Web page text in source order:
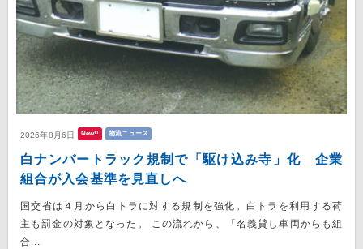
2026年8月6日 New!! 物流ニュース
白ナンバートラック規制で「駆け込み寺」化 企業
組合が入会基準を見直しへ
国交省は４月から白トラに対する規制を強化。白トラを利用する荷
主も罰金の対象となった。 この流れから、「名義貸し車両からも組
合...